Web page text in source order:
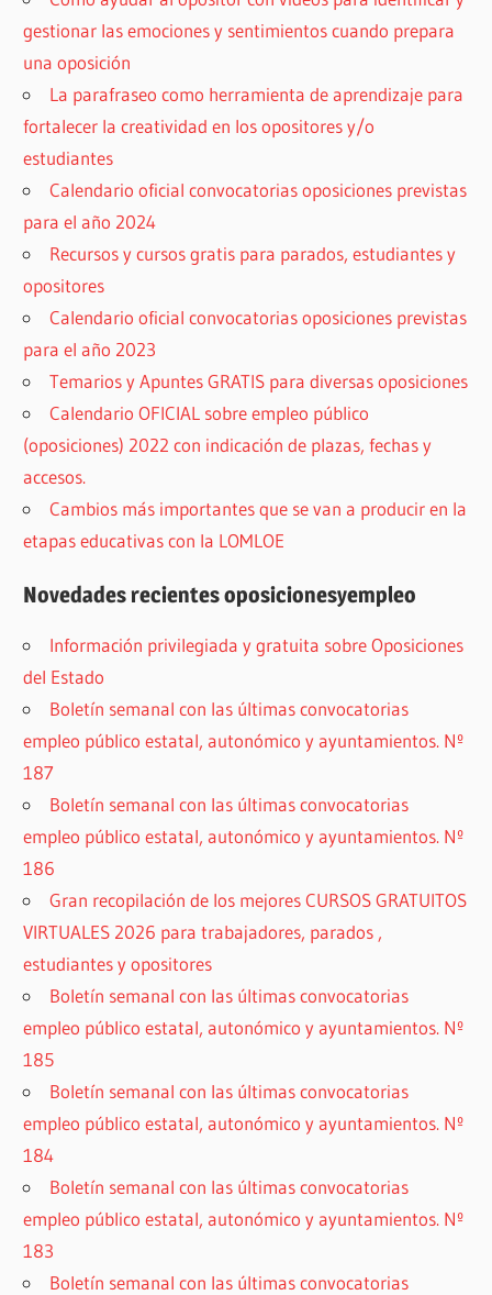
gestionar las emociones y sentimientos cuando prepara
una oposición
La parafraseo como herramienta de aprendizaje para
fortalecer la creatividad en los opositores y/o
estudiantes
Calendario oficial convocatorias oposiciones previstas
para el año 2024
Recursos y cursos gratis para parados, estudiantes y
opositores
Calendario oficial convocatorias oposiciones previstas
para el año 2023
Temarios y Apuntes GRATIS para diversas oposiciones
Calendario OFICIAL sobre empleo público
(oposiciones) 2022 con indicación de plazas, fechas y
accesos.
Cambios más importantes que se van a producir en la
etapas educativas con la LOMLOE
Novedades recientes oposicionesyempleo
Información privilegiada y gratuita sobre Oposiciones
del Estado
Boletín semanal con las últimas convocatorias
empleo público estatal, autonómico y ayuntamientos. Nº
187
Boletín semanal con las últimas convocatorias
empleo público estatal, autonómico y ayuntamientos. Nº
186
Gran recopilación de los mejores CURSOS GRATUITOS
VIRTUALES 2026 para trabajadores, parados ,
estudiantes y opositores
Boletín semanal con las últimas convocatorias
empleo público estatal, autonómico y ayuntamientos. Nº
185
Boletín semanal con las últimas convocatorias
empleo público estatal, autonómico y ayuntamientos. Nº
184
Boletín semanal con las últimas convocatorias
empleo público estatal, autonómico y ayuntamientos. Nº
183
Boletín semanal con las últimas convocatorias